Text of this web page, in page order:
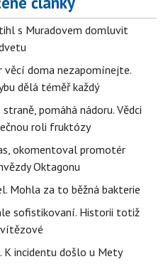
s Muradovem domluvit
věcí doma nezapomínejte.
dělá téměř každý
pomáhá nádoru. Vědci
roli fruktózy
okomentoval promotér
Oktagonu
Mohla za to běžná bakterie
sofistikovaní. Historii totiž
K incidentu došlo u Mety